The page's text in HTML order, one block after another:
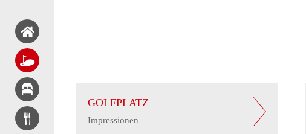
GOLFPLATZ
Impressionen